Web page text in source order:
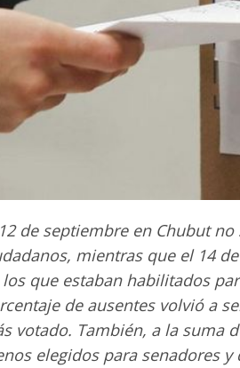
de septiembre en Chubut
mientras que el 14
los que estaban habilitados
de ausentes volvió a
votado. También, a la suma
elegidos para senadores